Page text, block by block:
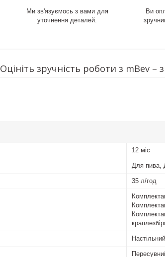
Ми зв'язуємось з вами для
уточнення деталей.
Ви
Оцініть зручність роботи з mBev –
12 міс
Для пива,
35 л/год
Настільний